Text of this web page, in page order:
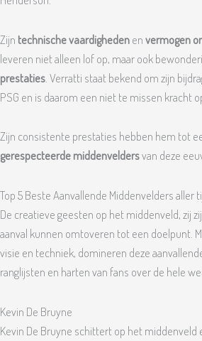
Zijn technische vaardighedenenvermogen
leveren niet alleen lof op, maar ook
prestaties . Verratti staat bekend om zijn
PSG en is daarom een niet te missen kracht
Zijn consistente prestaties hebben hem tot
gerespecteerde middenveldersvan deze
Top 5 Beste Aanvallende Middenvelders aller
De creatieve geesten op het middenveld, zij
aanval kunnen omtoveren tot een doelpunt.
visie en techniek, domineren deze
ranglijsten en harten van fans over de hele
Kevin De Bruyne
Kevin De Bruyne schittert op het middenveld